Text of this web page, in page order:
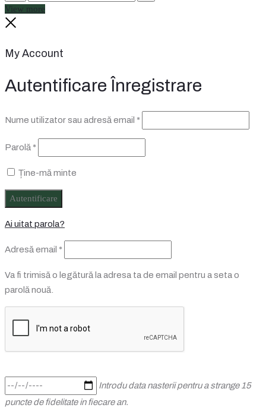
Search
View more
My Account
Autentificare Înregistrare
Nume utilizator sau adresă email *Obligatoriu
Parolă *Obligatoriu
Ține-mă minte
Autentificare
Ai uitat parola?
Adresă email *Obligatoriu
Va fi trimisă o legătură la adresa ta de email pentru a seta o
parolă nouă.
Introdu data nasterii pentru a strange 15
puncte de fidelitate in fiecare an.